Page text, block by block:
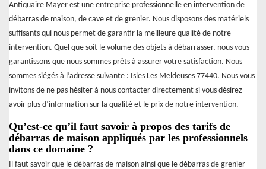
Antiquaire Mayer est une entreprise professionnelle en intervention de
débarras de maison, de cave et de grenier. Nous disposons des matériels
suffisants qui nous permet de garantir la meilleure qualité de notre
intervention. Quel que soit le volume des objets à débarrasser, nous vous
garantissons que nous sommes prêts à assurer votre satisfaction. Nous
sommes siégés à l’adresse suivante : Isles Les Meldeuses 77440. Nous vous
invitons de ne pas hésiter à nous contacter directement si vous désirez
avoir plus d’information sur la qualité et le prix de notre intervention.
Qu’est-ce qu’il faut savoir à propos des tarifs de
débarras de maison appliqués par les professionnels
dans ce domaine ?
Il faut savoir que le débarras de maison ainsi que le débarras de grenier